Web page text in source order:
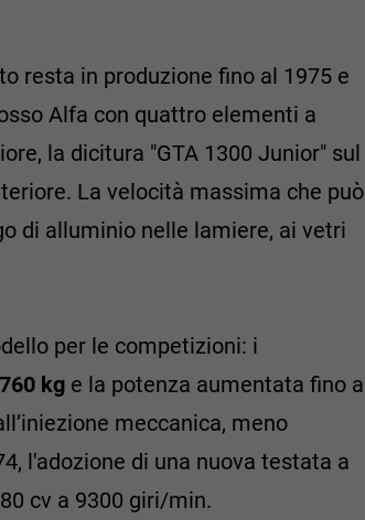
resta in produzione fino al 1975 e
Alfa con quattro elementi a
la dicitura "GTA 1300 Junior" sul
La velocità massima che può
di alluminio nelle lamiere, ai vetri
per le competizioni: i
760 kg e la potenza aumentata fino a
meccanica, meno
l'adozione di una nuova testata a
cv a 9300 giri/min.